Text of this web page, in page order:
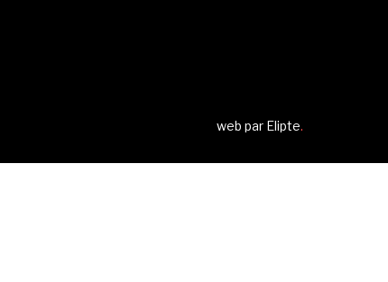
web par Elipte.